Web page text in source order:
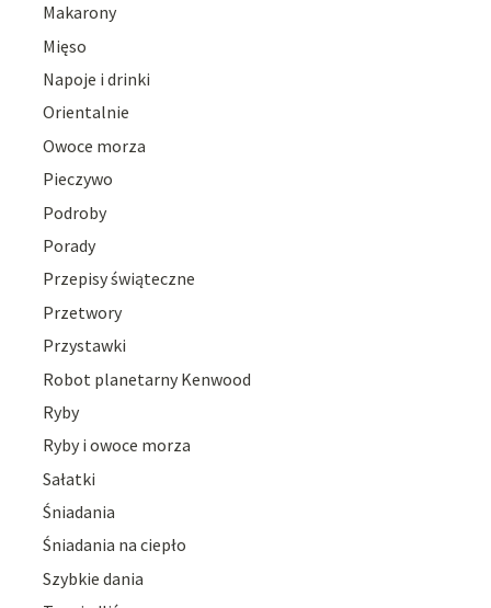
Makarony
Mięso
Napoje i drinki
Orientalnie
Owoce morza
Pieczywo
Podroby
Porady
Przepisy świąteczne
Przetwory
Przystawki
Robot planetarny Kenwood
Ryby
Ryby i owoce morza
Sałatki
Śniadania
Śniadania na ciepło
Szybkie dania